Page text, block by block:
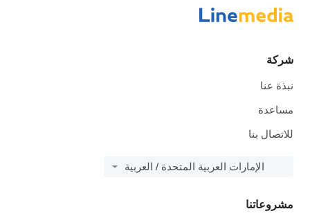
شركة
نبذة عنا
مساعدة
للاتصال بنا
الإمارات العربية المتحدة / العربية
مشروعاتنا